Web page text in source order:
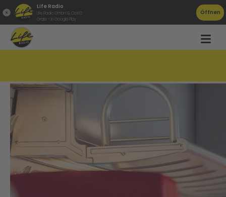
Life Radio
Life Radio GmbH & Co.KG
Gratis - in Google Play
Öffnen